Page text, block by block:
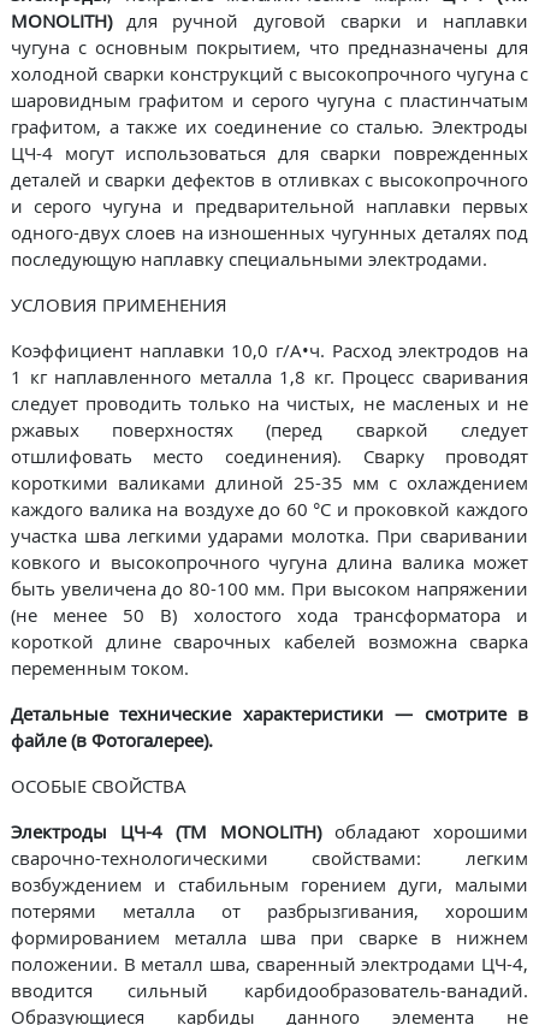
MONOLITH)для ручной дуговой сварки и наплавки
чугуна с основным покрытием, что предназначены для
холодной сварки конструкций с высокопрочного чугуна с
шаровидным графитом и серого чугуна с пластинчатым
графитом, а также их соединение со сталью. Электроды
ЦЧ-4 могут использоваться для сварки поврежденных
деталей и сварки дефектов в отливках с высокопрочного
и серого чугуна и предварительной наплавки первых
одного-двух слоев на изношенных чугунных деталях под
последующую наплавку специальными электродами.
УСЛОВИЯ ПРИМЕНЕНИЯ
Коэффициент наплавки 10,0 г/А•ч. Расход электродов на
1 кг наплавленного металла 1,8 кг. Процесс сваривания
следует проводить только на чистых, не масленых и не
ржавых поверхностях (перед сваркой следует
отшлифовать место соединения). Сварку проводят
короткими валиками длиной 25-35 мм с охлаждением
каждого валика на воздухе до 60 °С и проковкой каждого
участка шва легкими ударами молотка. При сваривании
ковкого и высокопрочного чугуна длина валика может
быть увеличена до 80-100 мм. При высоком напряжении
(не менее 50 В) холостого хода трансформатора и
короткой длине сварочных кабелей возможна сварка
переменным током.
Детальные технические характеристики — смотрите в
файле (в Фотогалерее).
ОСОБЫЕ СВОЙСТВА
Электроды ЦЧ-4 (ТМ MONOLITH)обладают хорошими
сварочно-технологическими свойствами: легким
возбуждением и стабильным горением дуги, малыми
потерями металла от разбрызгивания, хорошим
формированием металла шва при сварке в нижнем
положении. В металл шва, сваренный электродами ЦЧ-4,
вводится сильный карбидообразователь-ванадий.
Образующиеся карбиды данного элемента не